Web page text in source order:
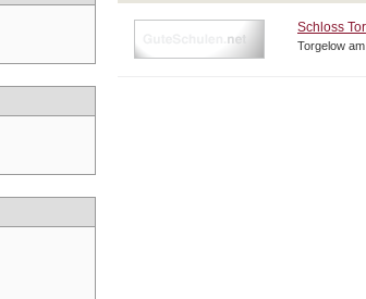
Schloss
Torgelow